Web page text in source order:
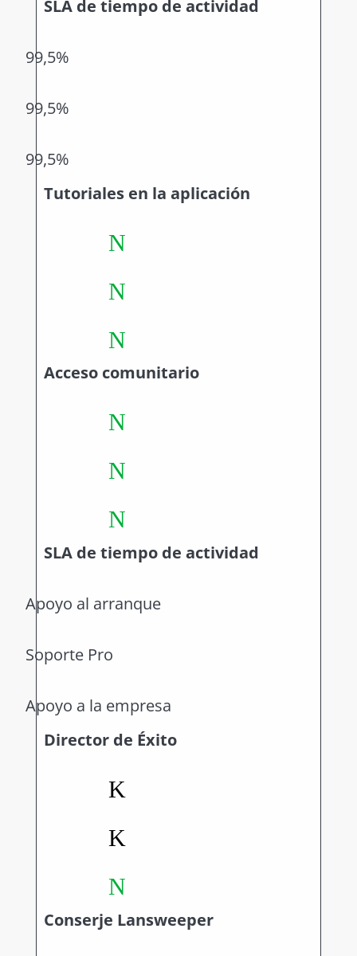
SLA de tiempo de actividad
99,5%
99,5%
99,5%
Tutoriales en la aplicación
N
N
N
Acceso comunitario
N
N
N
SLA de tiempo de actividad
Apoyo al arranque
Soporte Pro
Apoyo a la empresa
Director de Éxito
K
K
N
Conserje Lansweeper